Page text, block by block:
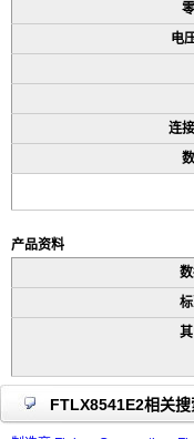
电
连
产品资料
FTLX8541E2相关搜